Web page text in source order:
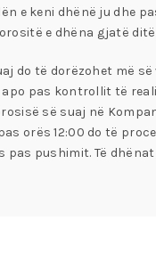
e keni dhënë ju dhe
e dhëna gjatë
do të dorëzohet më
pas kontrollit të
së suaj në
orës 12:00 do të
pas pushimit. Të